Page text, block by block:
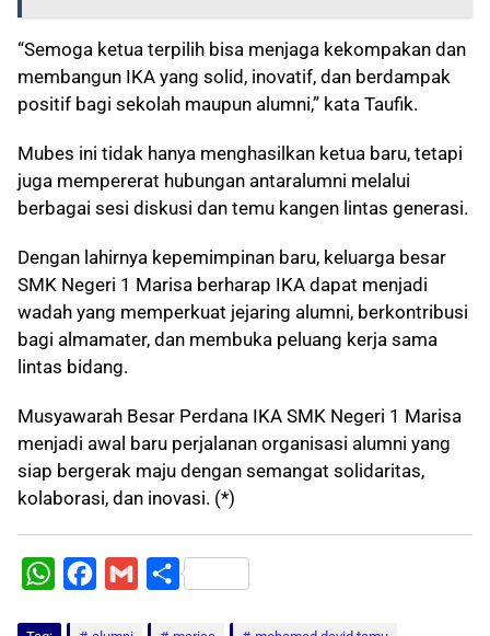
“Semoga ketua terpilih bisa menjaga kekompakan dan
membangun IKA yang solid, inovatif, dan berdampak
positif bagi sekolah maupun alumni,” kata Taufik.
Mubes ini tidak hanya menghasilkan ketua baru, tetapi
juga mempererat hubungan antaralumni melalui
berbagai sesi diskusi dan temu kangen lintas generasi.
Dengan lahirnya kepemimpinan baru, keluarga besar
SMK Negeri 1 Marisa berharap IKA dapat menjadi
wadah yang memperkuat jejaring alumni, berkontribusi
bagi almamater, dan membuka peluang kerja sama
lintas bidang.
Musyawarah Besar Perdana IKA SMK Negeri 1 Marisa
menjadi awal baru perjalanan organisasi alumni yang
siap bergerak maju dengan semangat solidaritas,
kolaborasi, dan inovasi. (*)
W
S